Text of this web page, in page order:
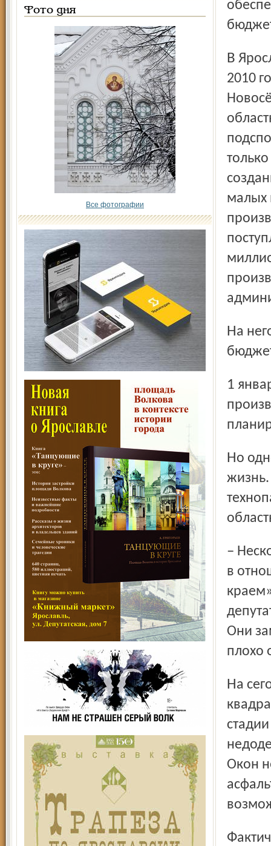
Фото дня
Все фотографии
В Ярославской области история технопарков начата в
2010
малых
На него уже потрачено 205 млн. рублей из областного
1 января 2013 года 34 тысячи квадратных метров
Но одно дело планировать, а другое – проводить планы в
жизнь.
– Несколько депутатов высказали критические замечания
в
Они
плохо
На сегодняшний день тот самый корпус в 34 тысячи
стадии
Окон
Фактически все областные деньги были потрачены на